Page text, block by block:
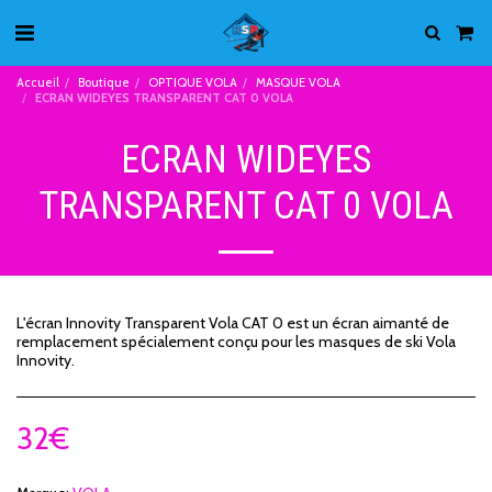
Accueil Boutique OPTIQUE VOLA
MASQUE VOLA
ECRAN WIDEYES TRANSPARENT CAT 0 VOLA
ECRAN WIDEYES
TRANSPARENT CAT 0 VOLA
L'écran Innovity Transparent Vola CAT 0 est un écran aimanté de
remplacement spécialement conçu pour les masques de ski Vola
Innovity.
32€